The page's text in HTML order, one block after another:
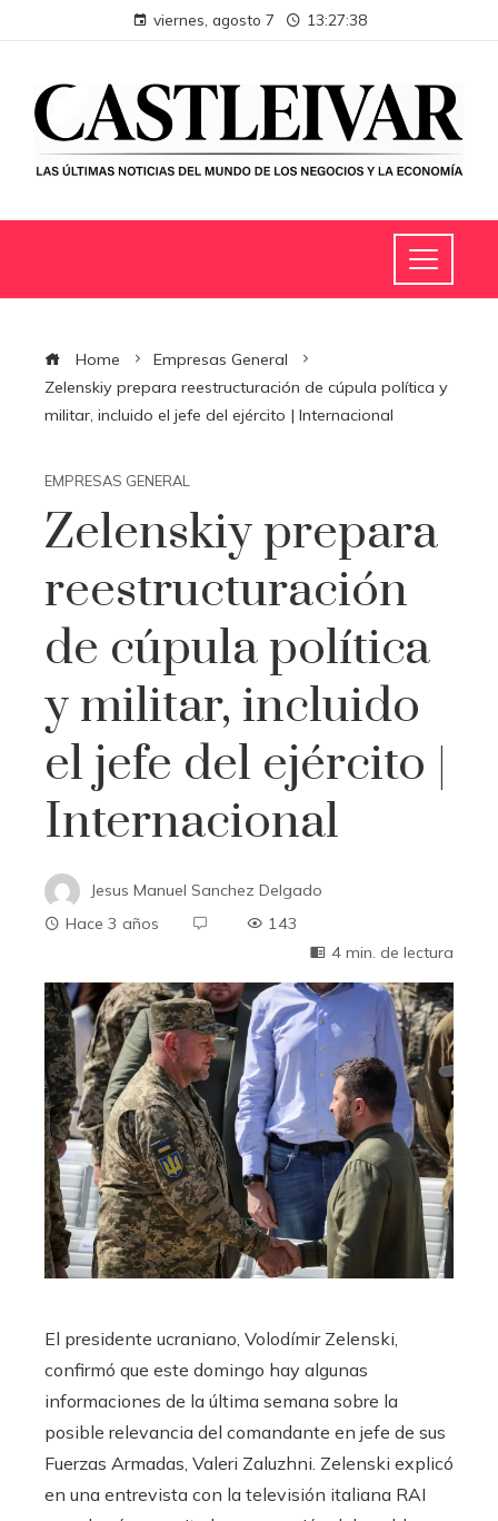
viernes, agosto 7 13:27:39
Home
Empresas General
Zelenskiy prepara reestructuración de cúpula política y
militar, incluido el jefe del ejército | Internacional
EMPRESAS GENERAL
Zelenskiy prepara
reestructuración
de cúpula política
y militar, incluido
el jefe del ejército |
Internacional
Jesus Manuel Sanchez Delgado
Hace 3 años
143
4 min. de lectura
El presidente ucraniano, Volodímir Zelenski,
confirmó que este domingo hay algunas
informaciones de la última semana sobre la
posible relevancia del comandante en jefe de sus
Fuerzas Armadas, Valeri Zaluzhni. Zelenski explicó
en una entrevista con la televisión italiana RAI